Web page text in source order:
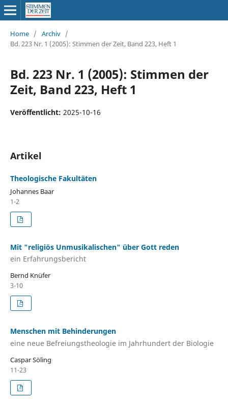
Home / Archiv /
Bd. 223 Nr. 1 (2005): Stimmen der Zeit, Band 223, Heft 1
Bd. 223 Nr. 1 (2005): Stimmen der
Zeit, Band 223, Heft 1
Veröffentlicht: 2025-10-16
Artikel
Theologische Fakultäten
Johannes Baar
1-2
Mit "religiös Unmusikalischen" über Gott reden
ein Erfahrungsbericht
Bernd Knüfer
3-10
Menschen mit Behinderungen
eine neue Befreiungstheologie im Jahrhundert der Biologie
Caspar Söling
11-23